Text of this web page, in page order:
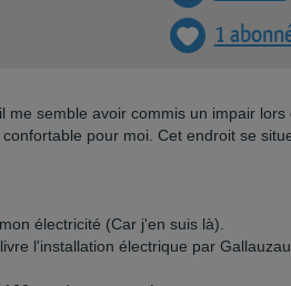
1
semble avoir commis un impair lors
pour moi. Cet endroit se
électricité (Car j'en suis là).
l'installation électrique par